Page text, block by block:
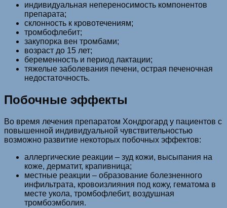
индивидуальная непереносимость компонентов
препарата;
склонность к кровотечениям;
тромбофлебит;
закупорка вен тромбами;
возраст до 15 лет;
беременность и период лактации;
тяжелые заболевания печени, острая печеночная
недостаточность.
Побочные эффекты
Во время лечения препаратом Хондрогард у пациентов с
повышенной индивидуальной чувствительностью
возможно развитие некоторых побочных эффектов:
аллергические реакции – зуд кожи, высыпания на
коже, дерматит, крапивница;
местные реакции – образование болезненного
инфильтрата, кровоизлияния под кожу, гематома в
месте укола, тромбофлебит, воздушная
тромбоэмболия.